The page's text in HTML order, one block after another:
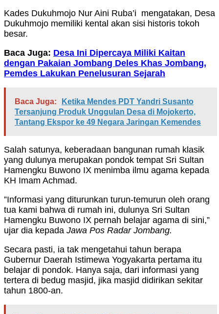
Kades Dukuhmojo Nur Aini Ruba’i mengatakan, Desa
Dukuhmojo memiliki kental akan sisi historis tokoh
besar.
Baca Juga: Desa Ini Dipercaya Miliki Kaitan
dengan Pakaian Jombang Deles Khas Jombang,
Pemdes Lakukan Penelusuran Sejarah
Baca Juga:
Ketika Mendes PDT Yandri Susanto
Tersanjung Produk Unggulan Desa di Mojokerto,
Tantang Ekspor ke 49 Negara Jaringan Kemendes
Salah satunya, keberadaan bangunan rumah klasik
yang dulunya merupakan pondok tempat Sri Sultan
Hamengku Buwono IX menimba ilmu agama kepada
KH Imam Achmad.
”Informasi yang diturunkan turun-temurun oleh orang
tua kami bahwa di rumah ini, dulunya Sri Sultan
Hamengku Buwono IX pernah belajar agama di sini,”
ujar dia kepada Jawa Pos Radar Jombang.
Secara pasti, ia tak mengetahui tahun berapa
Gubernur Daerah Istimewa Yogyakarta pertama itu
belajar di pondok. Hanya saja, dari informasi yang
tertera di bedug masjid, jika masjid didirikan sekitar
tahun 1800-an.